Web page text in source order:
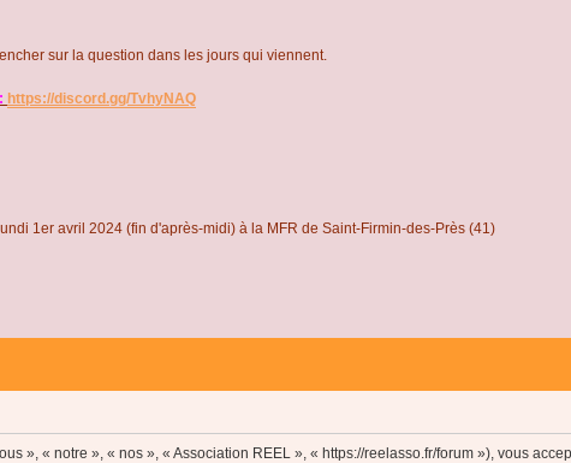
sur la question dans les jours qui viennent.
https://discord.gg/TvhyNAQ
1er avril 2024 (fin d'après-midi) à la MFR de Saint-Firmin-des-Près (41)
», « notre », « nos », « Association REEL », « https://reelasso.fr/forum »), vous